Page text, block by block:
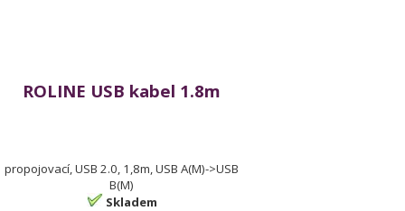
ROLINE USB kabel 1.8m
propojovací, USB 2.0, 1,8m, USB A(M)->USB
B(M)
Skladem